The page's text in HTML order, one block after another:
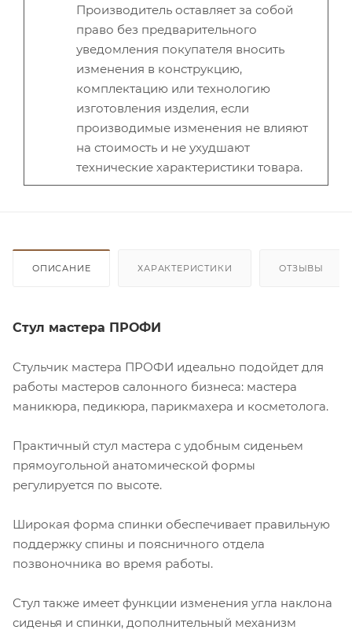
Производитель оставляет за собой
право без предварительного
уведомления покупателя вносить
изменения в конструкцию,
комплектацию или технологию
изготовления изделия, если
производимые изменения не влияют
на стоимость и не ухудшают
технические характеристики товара.
ОПИСАНИЕ ХАРАКТЕРИСТИКИ ОТЗЫВЫ
Стул мастера ПРОФИ
Стульчик мастера ПРОФИ идеально подойдет для
работы мастеров салонного бизнеса: мастера
маникюра, педикюра, парикмахера и косметолога.
Практичный стул мастера с удобным сиденьем
прямоугольной анатомической формы
регулируется по высоте.
Широкая форма спинки обеспечивает правильную
поддержку спины и поясничного отдела
позвоночника во время работы.
Стул также имеет функции изменения угла наклона
сиденья и спинки, дополнительный механизм